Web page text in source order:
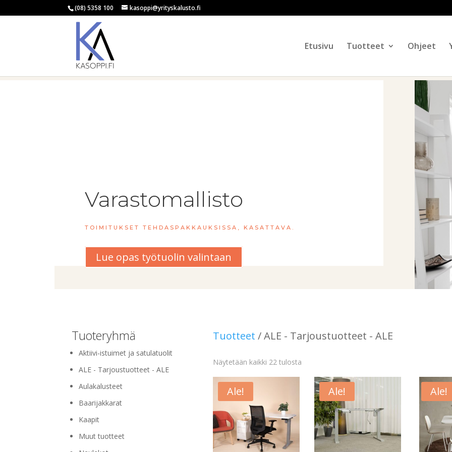
(08) 5358 100 kasoppi@yrityskalusto.fi
Etusivu Tuotteet Ohjeet
Products
Varastomallisto
TOIMITUKSET TEHDASPAKKAUKSISSA, KASATTAVA.
Lue opas työtuolin valintaan
Tuoteryhmä
Aktiivi-istuimet ja satulatuolit
ALE - Tarjoustuotteet - ALE
Aulakalusteet
Baarijakkarat
Kaapit
Muut tuotteet
Tuotteet / ALE - Tarjoustuotteet - ALE
Näytetään kaikki 22 tulosta
Ale! Ale! Ale!